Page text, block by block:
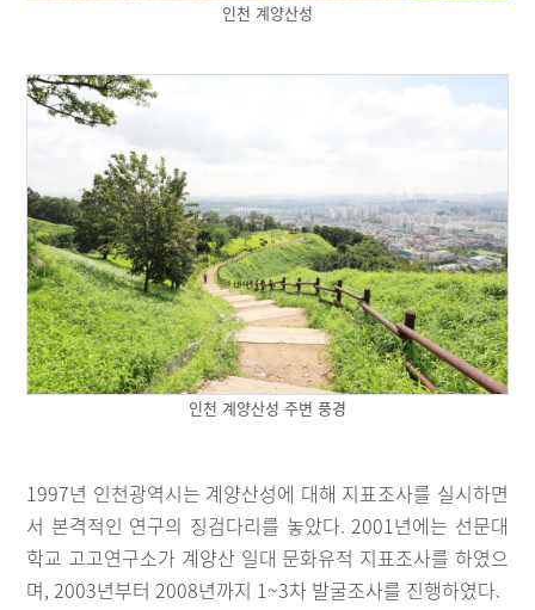
인천 계양산성
인천 계양산성 주변 풍경
1997년 인천광역시는 계양산성에 대해 지표조사를 실시하면
서 본격적인 연구의 징검다리를 놓았다. 2001년에는 선문대
학교 고고연구소가 계양산 일대 문화유적 지표조사를 하였으
며, 2003년부터 2008년까지 1~3차 발굴조사를 진행하였다.